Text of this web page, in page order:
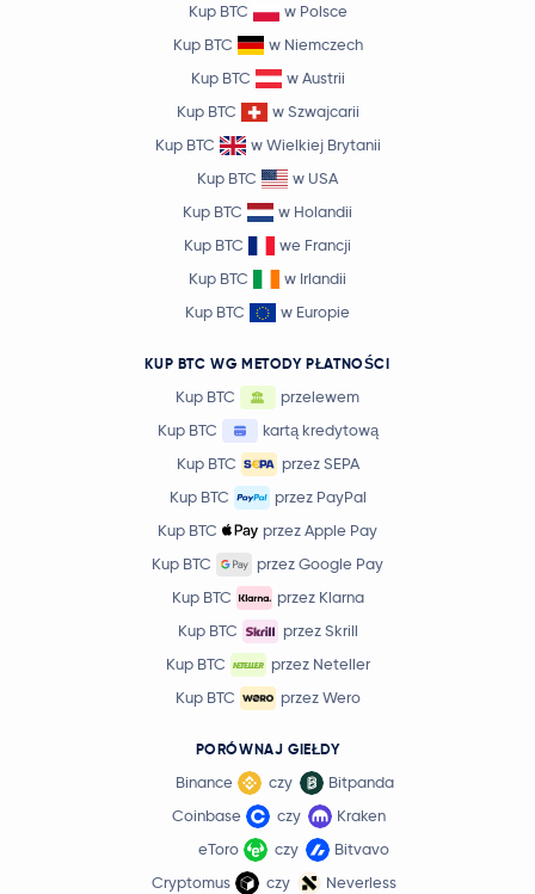
Kup BTC
w Polsce
Kup BTC
w Niemczech
Kup BTC
w Austrii
Kup BTC
w Szwajcarii
Kup BTC
w Wielkiej Brytanii
Kup BTC
w USA
Kup BTC
w Holandii
Kup BTC
we Francji
Kup BTC
w Irlandii
Kup BTC
w Europie
KUP BTC WG METODY PŁATNOŚCI
Kup BTC
przelewem
Kup BTC
kartą kredytową
Kup BTC
przez SEPA
Kup BTC
przez PayPal
Kup BTC
przez Apple Pay
Kup BTC
przez Google Pay
Kup BTC
przez Klarna
Kup BTC
przez Skrill
Kup BTC
przez Neteller
Kup BTC
przez Wero
PORÓWNAJ GIEŁDY
Binance czy
Bitpanda
Coinbase
czy
Kraken
eToro
czy
Bitvavo
Cryptomus
czy Neverless